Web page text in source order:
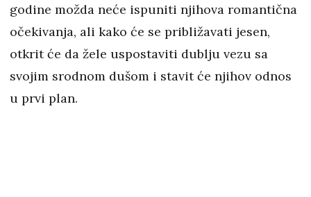
godine možda neće ispuniti njihova romantična
očekivanja, ali kako će se približavati jesen,
otkrit će da žele uspostaviti dublju vezu sa
svojim srodnom dušom i stavit će njihov odnos
u prvi plan.